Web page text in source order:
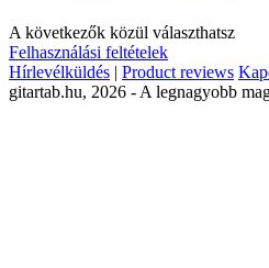
A következők közül választhatsz
Felhasználási feltételek
Hírlevélküldés | Product reviews
gitartab.hu, 2026 - A legnagyobb